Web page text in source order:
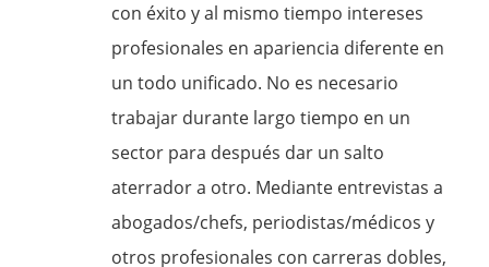
con éxito y al mismo tiempo intereses
profesionales en apariencia diferente en
un todo unificado. No es necesario
trabajar durante largo tiempo en un
sector para después dar un salto
aterrador a otro. Mediante entrevistas a
abogados/chefs, periodistas/médicos y
otros profesionales con carreras dobles,